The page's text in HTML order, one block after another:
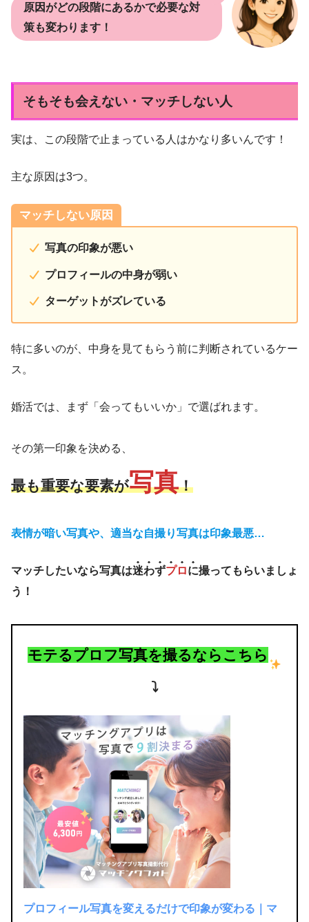
原因がどの段階にあるかで必要な対
策も変わります！
そもそも会えない・マッチしない人
実は、この段階で止まっている人はかなり多いんです！
主な原因は3つ。
マッチしない原因
写真の印象が悪い
プロフィールの中身が弱い
ターゲットがズレている
特に多いのが、中身を見てもらう前に判断されているケー
ス。
婚活では、まず「会ってもいいか」で選ばれます。
その第一印象を決める、
最も重要な要素が写真！
表情が暗い写真や、適当な自撮り写真は印象最悪…
マッチしたいなら写真は迷わずプロに撮ってもらいましょ
う！
モテるプロフ写真を撮るならこちら
⤵
プロフィール写真を変えるだけで印象が変わる｜マ